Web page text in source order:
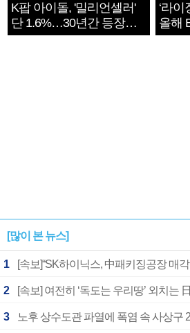
K팝 아이돌, '밀리언셀러'
단 1.6%…30년간 등장
1182개팀 전수조사
‘라이
올해
확정
[많이 본 뉴스]
1 [속보]“SK하이닉스, 中패키징공장 매
2
3 노후 상수도관 파열에 폭염 속 사상구